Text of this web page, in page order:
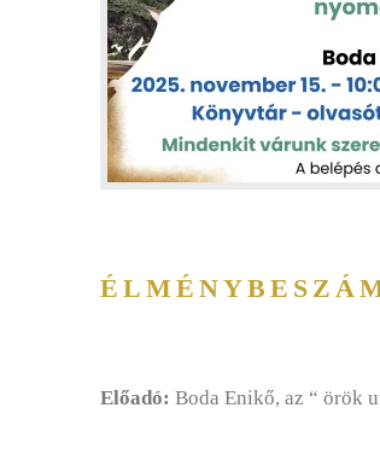
Előadó: Boda Enikő, az “ örök